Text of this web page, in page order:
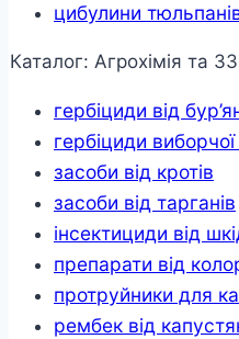
цибулини
Каталог: Агрохімія та
гербіциди від
гербіциди виборчої
засоби від кротів
засоби від тарганів
інсектициди від
препарати від
протруйники для
рембек від